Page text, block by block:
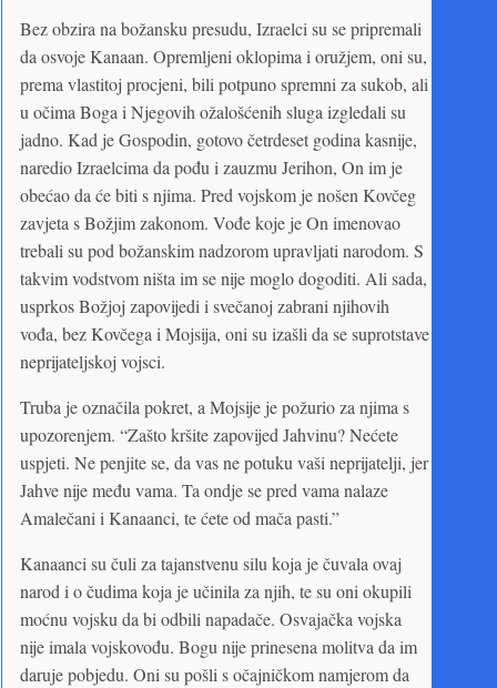
Bez obzira na božansku presudu, Izraelci su se pripremali
da osvoje Kanaan. Opremljeni oklopima i oružjem, oni su,
prema vlastitoj procjeni, bili potpuno spremni za sukob, ali
u očima Boga i Njegovih ožalošćenih sluga izgledali su
jadno. Kad je Gospodin, gotovo četrdeset godina kasnije,
naredio Izraelcima da pođu i zauzmu Jerihon, On im je
obećao da će biti s njima. Pred vojskom je nošen Kovčeg
zavjeta s Božjim zakonom. Vođe koje je On imenovao
trebali su pod božanskim nadzorom upravljati narodom. S
takvim vodstvom ništa im se nije moglo dogoditi. Ali sada,
usprkos Božjoj zapovijedi i svečanoj zabrani njihovih
vođa, bez Kovčega i Mojsija, oni su izašli da se suprotstave
neprijateljskoj vojsci.
Truba je označila pokret, a Mojsije je požurio za njima s
upozorenjem. “Zašto kršite zapovijed Jahvinu? Nećete
uspjeti. Ne penjite se, da vas ne potuku vaši neprijatelji, jer
Jahve nije među vama. Ta ondje se pred vama nalaze
Amalečani i Kanaanci, te ćete od mača pasti.”
Kanaanci su čuli za tajanstvenu silu koja je čuvala ovaj
narod i o čudima koja je učinila za njih, te su oni okupili
moćnu vojsku da bi odbili napadače. Osvajačka vojska
nije imala vojskovođu. Bogu nije prinesena molitva da im
daruje pobjedu. Oni su pošli s očajničkom namjerom da